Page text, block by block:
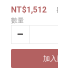
NT$1,512
數量
加